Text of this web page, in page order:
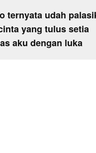
ternyata udah
yang tulus setia
aku dengan luka